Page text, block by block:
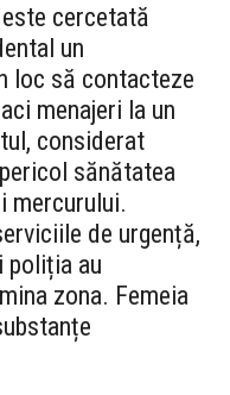
cercetată
un
loc să contacteze
menajeri la un
considerat
sănătatea
mercurului.
de urgență,
poliția au
zona. Femeia